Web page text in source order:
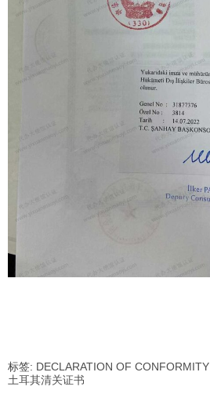
标签: DECLARATION OF CONFORMITY
土耳其清关证书